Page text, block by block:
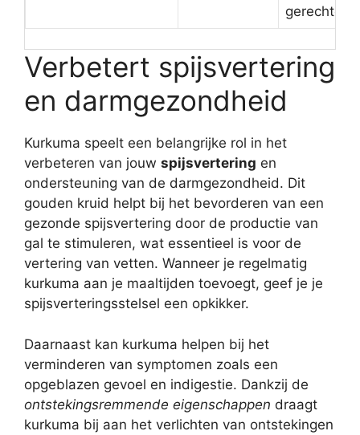
gerechten
Verbetert spijsvertering
en darmgezondheid
Kurkuma speelt een belangrijke rol in het
verbeteren van jouw spijsvertering en
ondersteuning van de darmgezondheid. Dit
gouden kruid helpt bij het bevorderen van een
gezonde spijsvertering door de productie van
gal te stimuleren, wat essentieel is voor de
vertering van vetten. Wanneer je regelmatig
kurkuma aan je maaltijden toevoegt, geef je je
spijsverteringsstelsel een opkikker.
Daarnaast kan kurkuma helpen bij het
verminderen van symptomen zoals een
opgeblazen gevoel en indigestie. Dankzij de
ontstekingsremmende eigenschappen draagt
kurkuma bij aan het verlichten van ontstekingen